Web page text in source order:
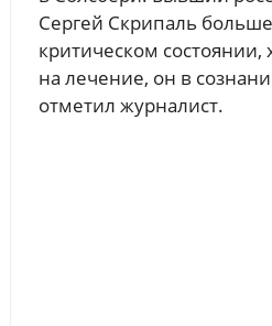
Сергей Скрипаль
критическом состоянии,
на лечение, он в
отметил журналист.